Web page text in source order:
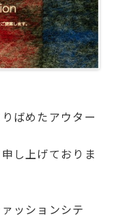
ばめたアウター
し上げておりま
ッションシテ